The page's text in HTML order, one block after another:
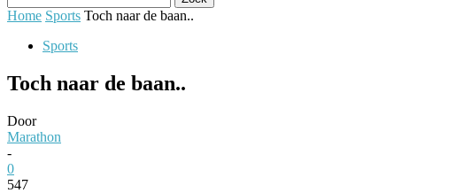
Home Sports Toch naar de baan..
Sports
Toch naar de baan..
Door
Marathon
-
0
547